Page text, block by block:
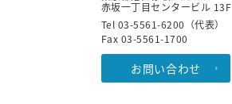
当社が個人情報を収集・利用する
以下のとおりです。
赤坂一丁目センタービル 13F
Tel 03-5561-6200（代表）
Fax 03-5561-1700
お問い合わせ